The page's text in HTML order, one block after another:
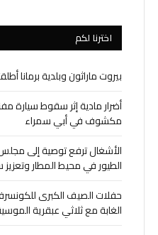
اخترنا لكم
بيروت ماراثون وبلدية برمانا
أضرار مادية إثر سقوط سيارة
مكشوف في أبي سمراء
الأشغال ترفع توصية إلى
الطيور في محيط المطار
حفلات الصيف الكبرى
الغابة مع ثلاثي عبقرية